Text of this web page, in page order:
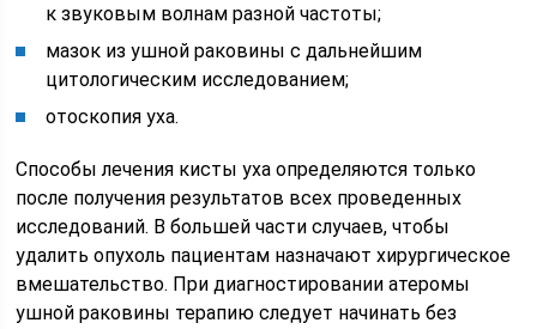
к звуковым волнам разной частоты;
мазок из ушной раковины с дальнейшим
цитологическим исследованием;
отоскопия уха.
Способы лечения кисты уха определяются только
после получения результатов всех проведенных
исследований. В большей части случаев, чтобы
удалить опухоль пациентам назначают хирургическое
вмешательство. При диагностировании атеромы
ушной раковины терапию следует начинать без